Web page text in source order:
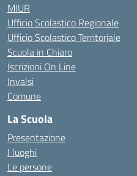
MIUR
Ufficio Scolastico Regionale
Ufficio Scolastico Territoriale
Scuola in Chiaro
Iscrizioni On Line
Invalsi
Comune
La Scuola
Presentazione
I luoghi
Le persone